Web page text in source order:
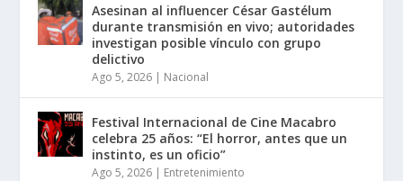
Asesinan al influencer César Gastélum
durante transmisión en vivo; autoridades
investigan posible vínculo con grupo
delictivo
Ago 5, 2026 | Nacional
Festival Internacional de Cine Macabro
celebra 25 años: “El horror, antes que un
instinto, es un oficio”
Ago 5, 2026 | Entretenimiento